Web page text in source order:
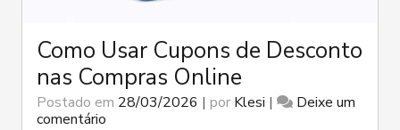
Como Usar Cupons de Desconto
nas Compras Online
Postado em 28/03/2026 | por Klesi |
Deixe um
comentário